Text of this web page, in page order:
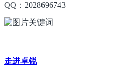
QQ：2028696743
走进卓锐